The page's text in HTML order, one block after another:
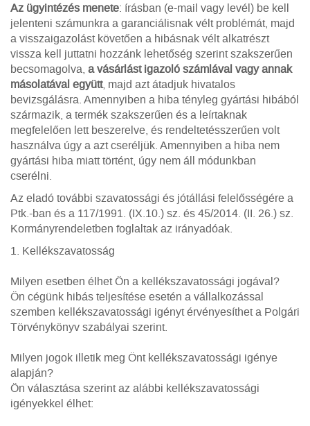
Az ügyintézés menete: írásban (e-mail vagy levél) be kell
jelenteni számunkra a garanciálisnak vélt problémát, majd
a visszaigazolást követően a hibásnak vélt alkatrészt
vissza kell juttatni hozzánk lehetőség szerint szakszerűen
becsomagolva, a vásárlást igazoló számlával vagy annak
másolatával együtt, majd azt átadjuk hivatalos
bevizsgálásra. Amennyiben a hiba tényleg gyártási hibából
származik, a termék szakszerűen és a leírtaknak
megfelelően lett beszerelve, és rendeltetésszerűen volt
használva úgy a azt cseréljük. Amennyiben a hiba nem
gyártási hiba miatt történt, úgy nem áll módunkban
cserélni.
Az eladó további szavatossági és jótállási felelősségére a
Ptk.-ban és a 117/1991. (IX.10.) sz. és 45/2014. (II. 26.) sz.
Kormányrendeletben foglaltak az irányadóak.
1. Kellékszavatosság
Milyen esetben élhet Ön a kellékszavatossági jogával?
Ön cégünk hibás teljesítése esetén a vállalkozással
szemben kellékszavatossági igényt érvényesíthet a Polgári
Törvénykönyv szabályai szerint.
Milyen jogok illetik meg Önt kellékszavatossági igénye
alapján?
Ön választása szerint az alábbi kellékszavatossági
igényekkel élhet: